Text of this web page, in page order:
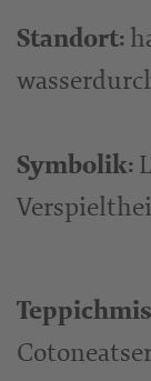
Standort:
Symbolik: